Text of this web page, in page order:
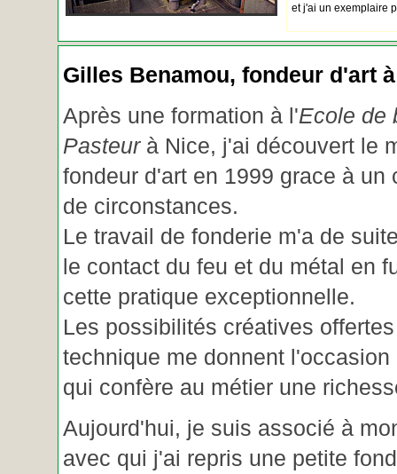
et j'ai un exemplaire
Gilles Benamou, fondeur d'art
Après une formation à l'Ecole de
Pasteurà Nice, j'ai découvert le
fondeur d'art en 1999 grace à un
de circonstances.
Le travail de fonderie m'a de
le contact du feu et du métal en
cette pratique exceptionnelle.
Les possibilités créatives
technique me donnent
qui confère au métier une
Aujourd'hui, je suis associé à
avec qui j'ai repris une petite